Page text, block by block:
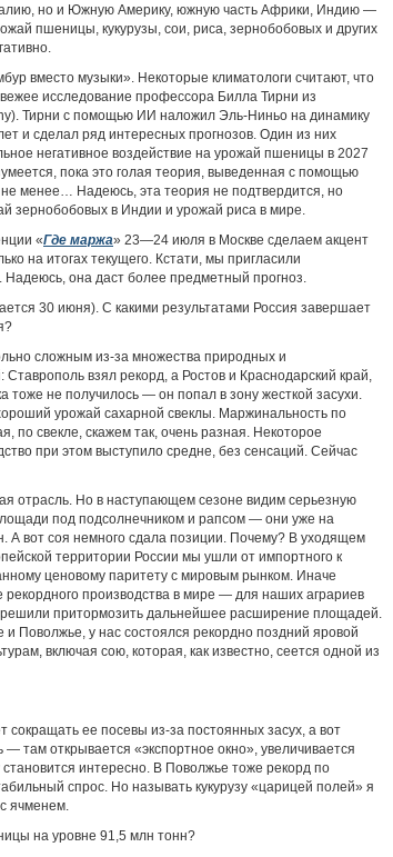
но и Южную Америку, южную часть Африки, Индию —
пшеницы, кукурузы, сои, риса, зернобобовых и других
вместо музыки». Некоторые климатологи считают, что
исследование профессора Билла Тирни из
Тирни с помощью ИИ наложил Эль-Ниньо на динамику
и сделал ряд интересных прогнозов. Один из них
негативное воздействие на урожай пшеницы в 2027
пока это голая теория, выведенная с помощью
менее… Надеюсь, эта теория не подтвердится, но
зернобобовых в Индии и урожай риса в мире.
«Где маржа» 23—24 июля в Москве сделаем акцент
на итогах текущего. Кстати, мы пригласили
Надеюсь, она даст более предметный прогноз.
30 июня). С какими результатами Россия завершает
сложным из-за множества природных и
взял рекорд, а Ростов и Краснодарский край,
тоже не получилось — он попал в зону жесткой засухи.
урожай сахарной свеклы. Маржинальность по
свекле, скажем так, очень разная. Некоторое
при этом выступило средне, без сенсаций. Сейчас
отрасль. Но в наступающем сезоне видим серьезную
под подсолнечником и рапсом — они уже на
А вот соя немного сдала позиции. Почему? В уходящем
территории России мы ушли от импортного к
ценовому паритету с мировым рынком. Иначе
производства в мире — для наших аграриев
притормозить дальнейшее расширение площадей.
Поволжье, у нас состоялся рекордно поздний яровой
включая сою, которая, как известно, сеется одной из
ее посевы из-за постоянных засух, а вот
там открывается «экспортное окно», увеличивается
интересно. В Поволжье тоже рекорд по
спрос. Но называть кукурузу «царицей полей» я
ячменем.
на уровне 91,5 млн тонн?